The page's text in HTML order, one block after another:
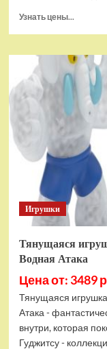
Узнать цены...
Брелок-
игрушка
POP
Квадрат
Игрушки
Тянущаяся
Водная Атака
Цена от: 3489
Тянущаяся
Атака -
внутри, которая
Гуджитсу -